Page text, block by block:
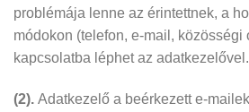
problémája lenne az érintettnek, a
módokon (telefon, e-mail, közösségi
kapcsolatba léphet az adatkezelővel.
(2). Adatkezelő a beérkezett e-